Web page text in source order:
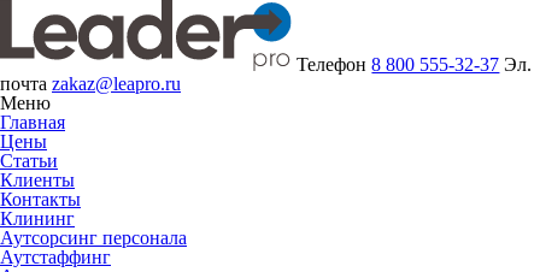
Телефон8 800 555-32-37 Эл.
почта zakaz@leapro.ru
Меню
Главная
Цены
Статьи
Клиенты
Контакты
Клининг
Аутсорсинг персонала
Аутстаффинг